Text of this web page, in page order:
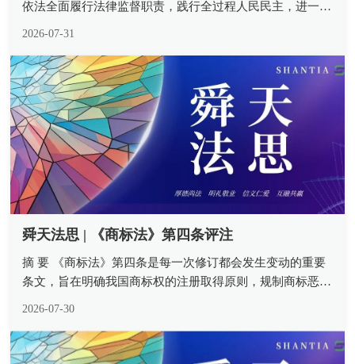
依法全面履行法律监督职责，践行全过程人民民主，进一步
正，提升司法公信，根据...
2026-07-31
舜天法思 | 《商标法》第四条评注
摘 要 《商标法》第四条是每一次修订都会发生变动的重要
条文，旨在明确我国商标权的注册取得原则，规制商标恶意
册，方能原始取得。“不以使...
2026-07-30